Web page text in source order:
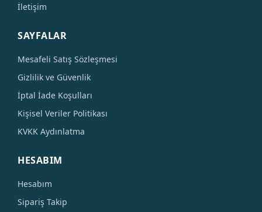
İletişim
SAYFALAR
Mesafeli Satış Sözleşmesi
Gizlilik ve Güvenlik
İptal İade Koşulları
Kişisel Veriler Politikası
KVKK Aydınlatma
HESABIM
Hesabım
Sipariş Takip